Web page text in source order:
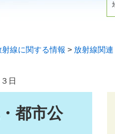
線に関する情報 > 放射線関連
日
都市公